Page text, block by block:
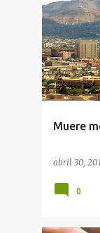
Muere
abril 30,
0